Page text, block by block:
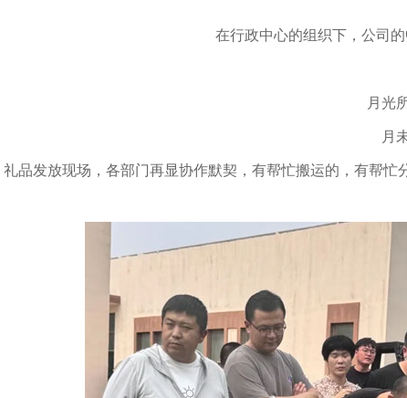
在行政中心的组织下，公司
月光
月
礼品发放现场，各部门再显协作默契，有帮忙搬运的，有帮忙